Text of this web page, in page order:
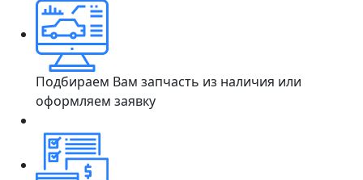
Подбираем Вам запчасть из наличия или
оформляем заявку